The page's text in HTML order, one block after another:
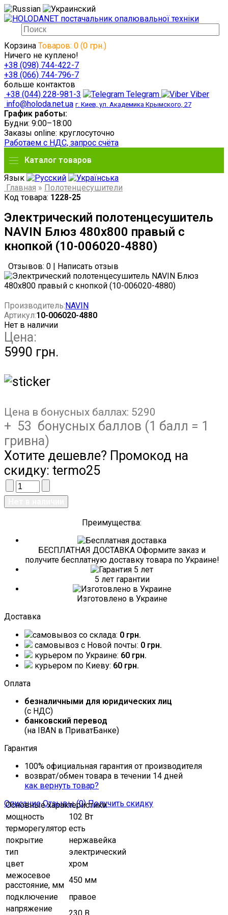
Корзина Товаров: 0 (0 грн.)
Ничего не куплено!
+38 (098) 744-422-7
+38 (066) 744-796-7
больше контактов
+38 (044) 228-981-3
Telegram
Viber
info@holoda.net.ua г. Киев, ул. Академика Крымского, 27
График работы:
Будни: 9:00–18:00
Заказы online: круглосуточно
Работаем с НДС, запрос счёта
Каталог товаров
Язык
Главная » Полотенцесушители
Код товара: 1228-25
Электрический полотенцесушитель
NAVIN Блюз 480х800 правый с
кнопкой (10-006020-4880)
Отзывов: 0 Написать отзыв
Производитель: NAVIN
Артикул:10-006020-4880
Нет в наличии
Цена:
5990 грн.
Цена в бонусных баллах: 5290
+ 53 бонусных баллов (1 балл = 1
гривна)
Хотите дешевле? Промокод на
скидку: termo25
Преимущества:
БЕСПЛАТНАЯ ДОСТАВКА Оформите заказ и
получите бесплатную доставку товара по Украине!
5 лет гарантии
Изготовлено в Украине
Доставка
самовывоз со склада: 0 грн.
самовывоз c Новой почты: 0 грн.
курьером по Украине: 60 грн.
курьером по Киеву: 60 грн.
Оплата
безналичными для юридических лиц
(с НДС)
банковский перевод
(на IBAN в ПриватБанке)
Гарантия
100% официальная гарантия от производителя
возврат/обмен товара в течении 14 дней
как вернуть товар?
Описание Отзывы (0) Получить скидку
Основные характеристики
мощность
102 Вт
терморегулятор есть
покрытие
нержавейка
тип
электрический
цвет
хром
межосевое
расстояние, мм
450 мм
подключение
правое
напряжение